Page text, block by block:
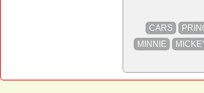
CARS
MINNIE